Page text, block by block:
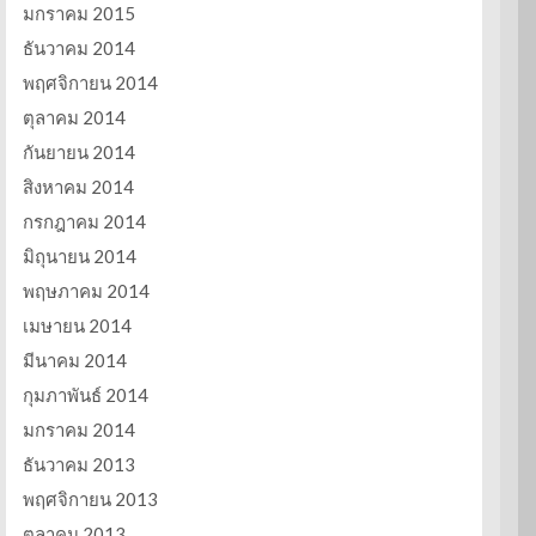
มกราคม 2015
ธันวาคม 2014
พฤศจิกายน 2014
ตุลาคม 2014
กันยายน 2014
สิงหาคม 2014
กรกฎาคม 2014
มิถุนายน 2014
พฤษภาคม 2014
เมษายน 2014
มีนาคม 2014
กุมภาพันธ์ 2014
มกราคม 2014
ธันวาคม 2013
พฤศจิกายน 2013